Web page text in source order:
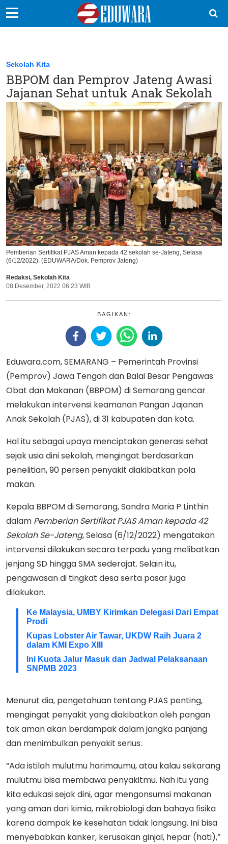
Sekolah Kita
Vokasi
Kampus
Idea
Sains
EduDana
Ikuti Kami di:
Sekolah Kita
BBPOM dan Pemprov Jateng Awasi
Jajanan Sehat untuk Anak Sekolah
Pemberian Sertifikat PJAS Aman kepada 42 sekolah se-Jateng, Selasa
(6/12/2022). (EDUWARA/Dok. Pemprov Jateng)
Redaksi, Sekolah Kita
08 Desember, 2022 06:23 WIB
BAGIKAN:
Eduwara.com, SEMARANG – Pemerintah Provinsi
(Pemprov) Jawa Tengah dan Balai Besar Pengawas
Obat dan Makanan (BBPOM) di Semarang gencar
melakukan intervensi keamanan Pangan Jajanan
Anak Sekolah (PJAS), di 31 kabupaten dan kota.
Hal itu sebagai upaya menciptakan generasi sehat
sejak usia dini sekolah, mengingat berdasarkan
penelitian, 90 persen penyakit diakibatkan pola
makan.
Kepala BBPOM di Semarang, Sandra Maria P Linthin
dalam Pemberian Sertifikat PJAS Aman kepada 42
Sekolah Se-Jateng, Selasa (6/12/2022) mengatakan
intervensi dilakukan secara terpadu yang melibatkan
jenjang SD hingga SMA sederajat. Selain itu,
pengawasan di tingkat desa serta pasar juga
dilakukan.
Ke Malaysia, UMBY Kirimkan Delegasi Dari Empat
Prodi
Kupas Lobster Air Tawar, UKDW Raih Juara 2
dalam KMI Expo XIII
Ini Kuota Jalur Masuk dan Jadwal Pelaksanaan
SNPMB 2023
Menurut dia, pengetahuan tentang PJAS penting,
mengingat penyakit yang diakibatkan oleh pangan
tak aman akan berdampak dalam jangka panjang
dan menimbulkan penyakit serius.
“Ada istilah mulutmu harimaumu, atau kalau sekarang
mulutmu bisa membawa penyakitmu. Nah itu yang
kita edukasi sejak dini, agar mengonsumsi makanan
yang aman dari kimia, mikrobiologi dan bahaya fisika
karena dampak ke kesehatan tidak langsung. Ini bisa
menyebabkan kanker, kerusakan ginjal, hepar (hati),”